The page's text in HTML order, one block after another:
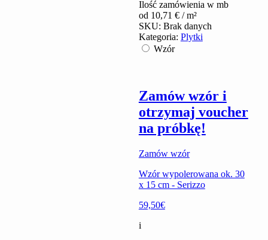
Ilość zamówienia w mb
od 10,71 €/ m²
SKU: Brak danych
Kategoria: Plytki
Wzór
Zamów wzór i
otrzymaj voucher
na próbkę!
Zamów wzór
Wzór wypolerowana ok. 30
x 15 cm - Serizzo
59,50€
i